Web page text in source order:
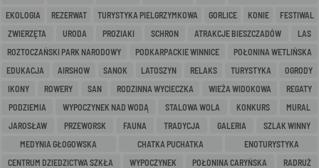
EKOLOGIA
REZERWAT TURYSTYKA PIELGRZYMKOWA GORLICE KONIE
FESTIWAL
ZWIERZĘTA
URODA PROZIAKI SCHRON ATRAKCJE BIESZCZADÓW
LAS
ROZTOCZAŃSKI PARK NARODOWY
PODKARPACKIE WINNICE
POŁONINA WETLIŃSKA
EDUKACJA
AIRSHOW SANOK LATOSZYN RELAKS TURYSTYKA
OGRODY
IKONY
ROWERY SAN RODZINNA WYCIECZKA WIEŻA WIDOKOWA
REGATY
PODZIEMIA
WYPOCZYNEK NAD WODĄ STALOWA WOLA KONKURS
MURAL
JAROSŁAW
PRZEWORSK FAUNA TRADYCJA GALERIA
SZLAK WINNY
MEDYNIA GŁOGOWSKA
CHATKA PUCHATKA
ENOTURYSTYKA
CENTRUM DZIEDZICTWA SZKŁA
WYPOCZYNEK POŁONINA CARYŃSKA
RADRUŻ